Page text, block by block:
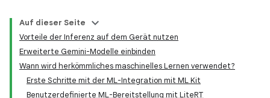
Auf dieser Seite
Vorteile der Inferenz auf dem Gerät nutzen
Erweiterte Gemini-Modelle einbinden
Wann wird herkömmliches maschinelles Lernen verwendet?
Erste Schritte mit der ML-Integration mit ML Kit
Benutzerdefinierte ML-Bereitstellung mit LiteRT